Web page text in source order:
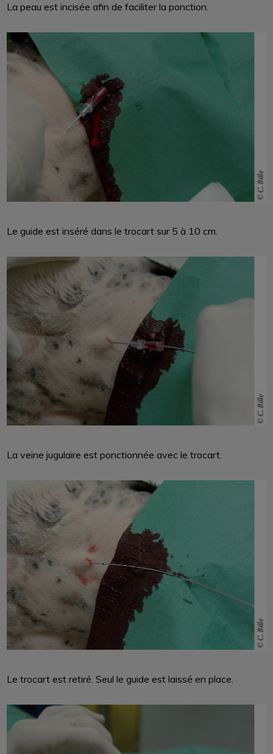
La peau est incisée afin de faciliter la ponction.
Le guide est inséré dans le trocart sur 5 à 10 cm.
La veine jugulaire est ponctionnée avec le trocart.
Le trocart est retiré. Seul le guide est laissé en place.